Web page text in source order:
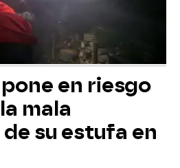
en riesgo
mala
su estufa en